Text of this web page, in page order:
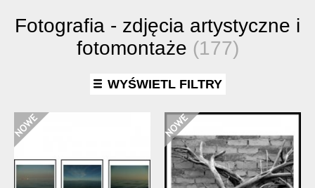
Fotografia - zdjęcia artystyczne i
fotomontaże (177)
WYŚWIETL FILTRY